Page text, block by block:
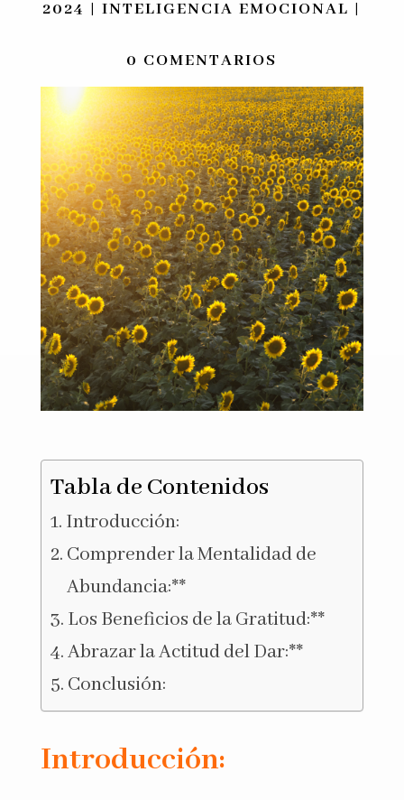
2024 |INTELIGENCIA EMOCIONAL |
0 COMENTARIOS
Tabla de Contenidos
Introducción:
Comprender la Mentalidad de
Abundancia:**
Los Beneficios de la Gratitud:**
Abrazar la Actitud del Dar:**
Conclusión:
Introducción: